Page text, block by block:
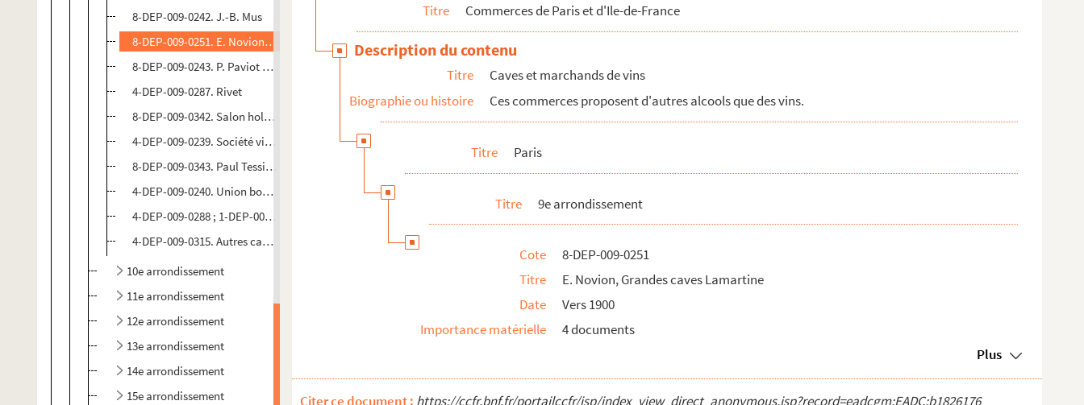
8-DEP-009-0242. J.-B. Mus
8-DEP-009-0251. E. Novion, Grandes caves Lamartine
8-DEP-009-0243. P. Paviot et Cie, Aux caves mâconnaises
4-DEP-009-0287. Rivet
8-DEP-009-0342. Salon hollandais
4-DEP-009-0239. Société vinicole française
8-DEP-009-0343. Paul Tessier et Cie
4-DEP-009-0240. Union bordelaise
4-DEP-009-0288 ; 1-DEP-009-0007. Autres caves de l'arrondissement (de A à E)
4-DEP-009-0315. Autres caves de l'arrondissement (de F à Z)
10e arrondissement
11e arrondissement
12e arrondissement
13e arrondissement
14e arrondissement
15e arrondissement
Titre Commerces de Paris et d'Ile-de-France
Description du contenu
Titre
Caves et marchands de vins
Biographie ou histoire
Ces commerces proposent d'autres alcools que des vins.
Titre Paris
Titre 9e arrondissement
Cote
8-DEP-009-0251
Titre
E. Novion, Grandes caves Lamartine
Date
Vers 1900
Importance matérielle
4 documents
Plus
Citer ce document : https://ccfr.bnf.fr/portailccfr/jsp/index_view_direct_anonymous.jsp?record=eadcgm:EADC:b1826176